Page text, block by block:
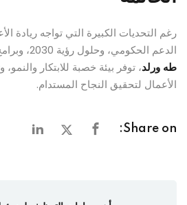
رغم التحديات الكبيرة التي تواجه ريادة
الدعم الحكومي، وحلول رؤية 2030، وبرامج التدريب الاحترافية من
طه ورلد، توفر بيئة خصبة للابتكار
الأعمال لتحقيق النجاح المستدام.
Share on: